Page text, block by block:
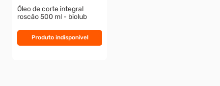
Produto indisponível
Óleo de corte integral
roscão 500 ml - biolub